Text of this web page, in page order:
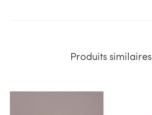
Produits similaires